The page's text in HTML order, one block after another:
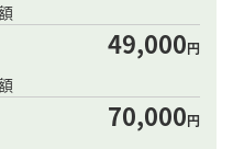
49,000円
70,000円